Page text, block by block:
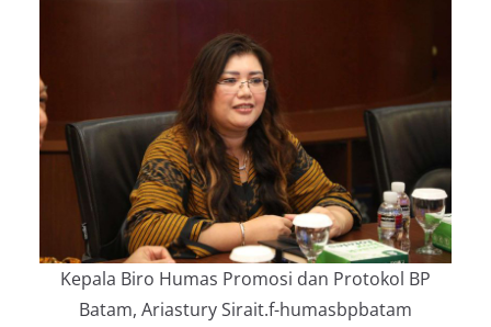
Kepala Biro Humas Promosi dan Protokol BP
Batam, Ariastury Sirait.f-humasbpbatam